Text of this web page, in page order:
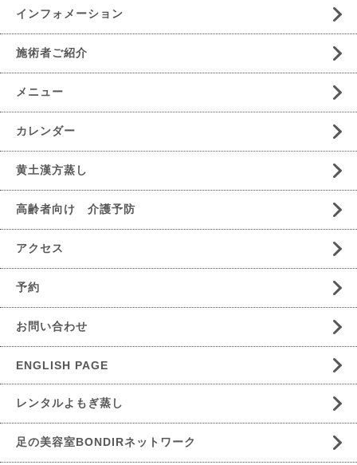
インフォメーション
施術者ご紹介
メニュー
カレンダー
黄土漢方蒸し
高齢者向け 介護予防
アクセス
予約
お問い合わせ
ENGLISH PAGE
レンタルよもぎ蒸し
足の美容室BONDIRネットワーク